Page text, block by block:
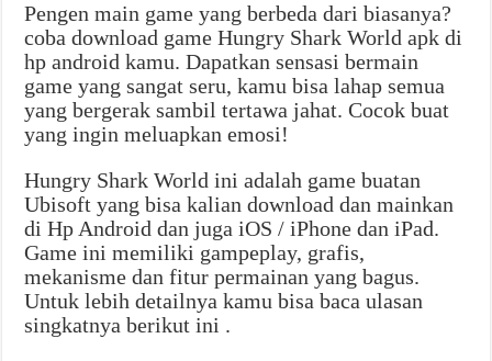
Pengen main game yang berbeda dari biasanya?
coba download game Hungry Shark World apk di
hp android kamu. Dapatkan sensasi bermain
game yang sangat seru, kamu bisa lahap semua
yang bergerak sambil tertawa jahat. Cocok buat
yang ingin meluapkan emosi!
Hungry Shark World ini adalah game buatan
Ubisoft yang bisa kalian download dan mainkan
di Hp Android dan juga iOS / iPhone dan iPad.
Game ini memiliki gampeplay, grafis,
mekanisme dan fitur permainan yang bagus.
Untuk lebih detailnya kamu bisa baca ulasan
singkatnya berikut ini .